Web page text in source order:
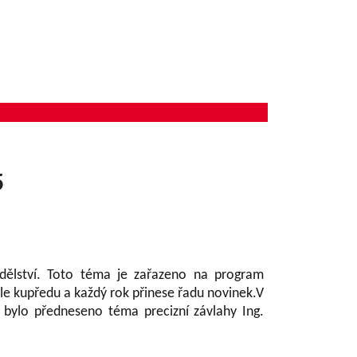
Toto téma je zařazeno na program
kupředu a každý rok přinese řadu novinek.V
předneseno téma precizní závlahy Ing.